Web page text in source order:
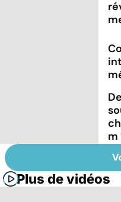
m
Plus de vidéos